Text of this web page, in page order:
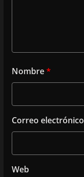
Nombre*
Correo electrónico
Web